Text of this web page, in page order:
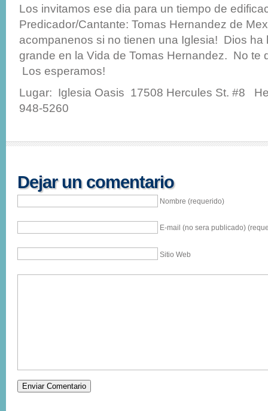
Los invitamos ese dia para un tiempo de
Predicador/Cantante: Tomas Hernandez de
acompanenos si no tienen una Iglesia! Dios ha
grande en la Vida de Tomas Hernandez. No te
Los esperamos!
Lugar: Iglesia Oasis 17508 Hercules St. #8
948-5260
Dejar un comentario
Nombre (requerido)
E-mail (no sera publicado)
Sitio Web